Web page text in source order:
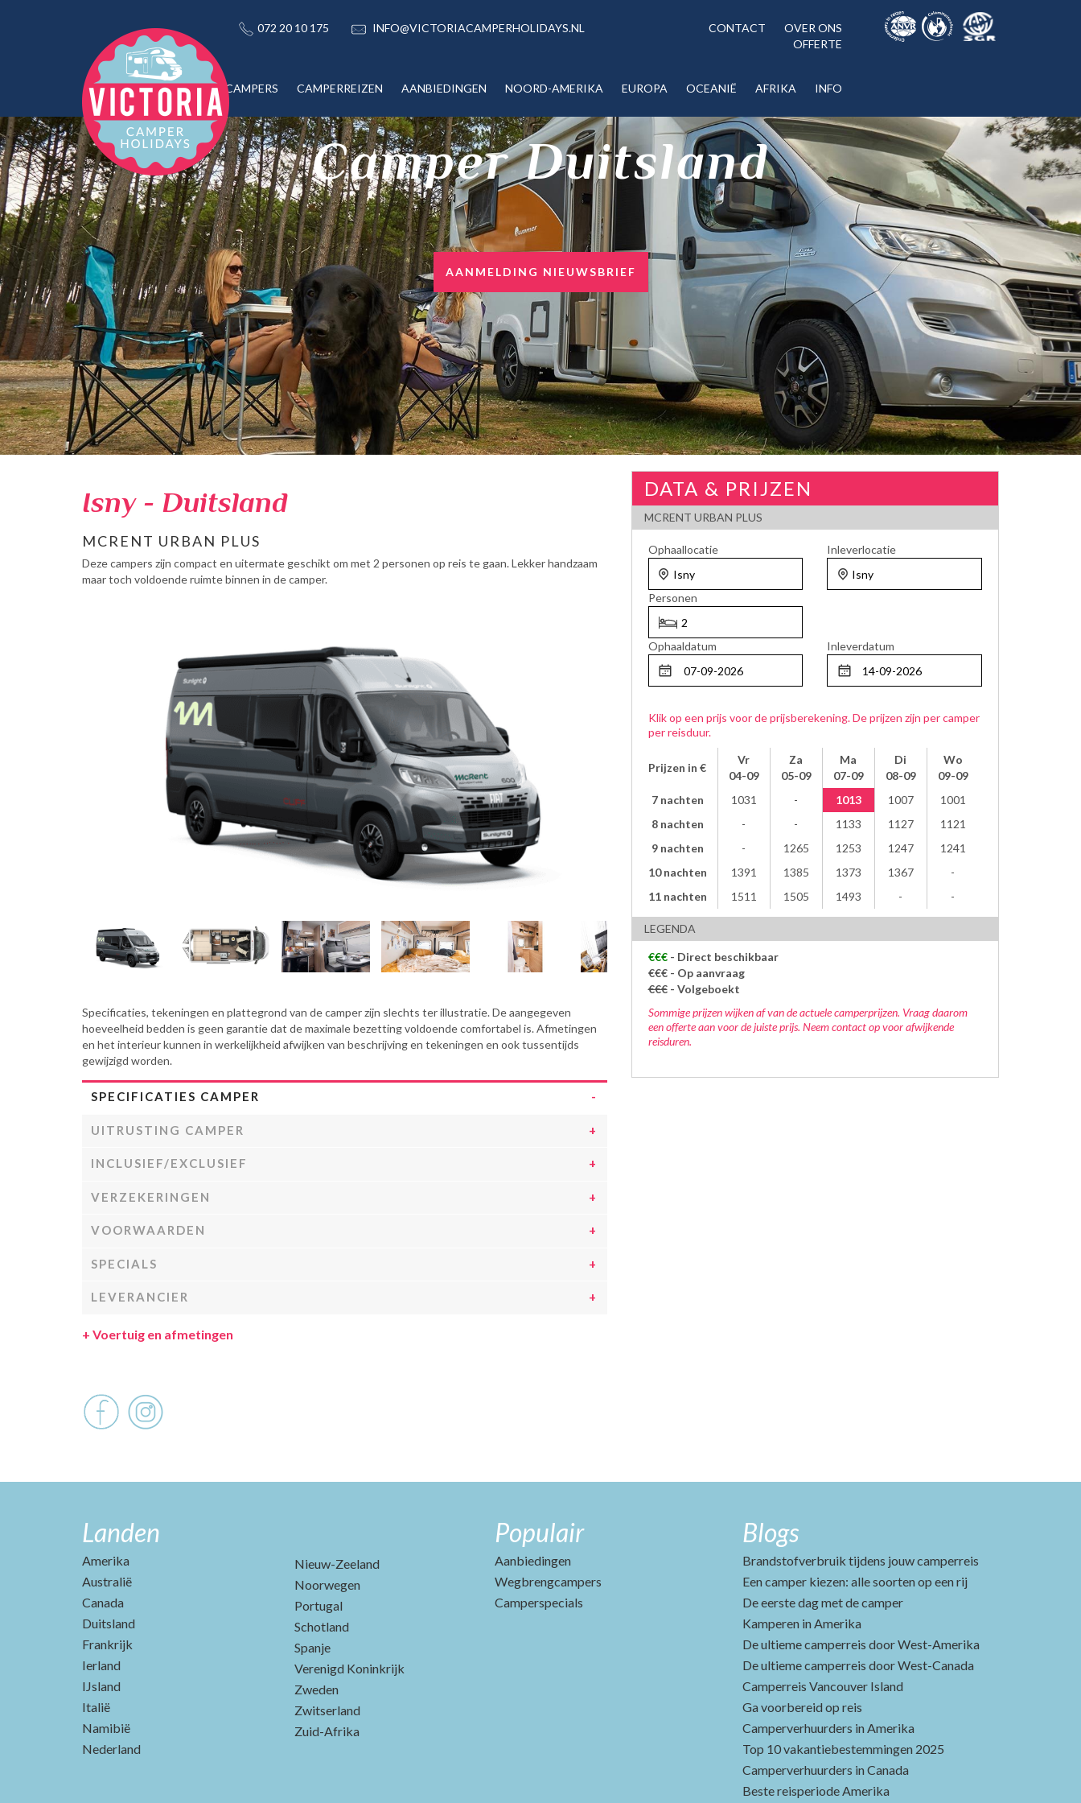
072 20 10 175 INFO@VICTORIACAMPERHOLIDAYS.NL CONTACT
OVER ONS
OFFERTE
CAMPERS CAMPERREIZEN AANBIEDINGEN NOORD-AMERIKA EUROPA OCEANIË AFRIKA INFO
Camper Duitsland
AANMELDING NIEUWSBRIEF
Isny - Duitsland
MCRENT URBAN PLUS
Deze campers zijn compact en uitermate geschikt om met 2 personen op reis te gaan. Lekker handzaam
maar toch voldoende ruimte binnen in de camper.
Specificaties, tekeningen en plattegrond van de camper zijn slechts ter illustratie. De aangegeven
hoeveelheid bedden is geen garantie dat de maximale bezetting voldoende comfortabel is. Afmetingen
en het interieur kunnen in werkelijkheid afwijken van beschrijving en tekeningen en ook tussentijds
gewijzigd worden.
SPECIFICATIES CAMPER
UITRUSTING CAMPER
INCLUSIEF/EXCLUSIEF
VERZEKERINGEN
VOORWAARDEN
SPECIALS
LEVERANCIER
+ Voertuig en afmetingen
DATA & PRIJZEN
MCRENT URBAN PLUS
Ophaallocatie Inleverlocatie
Personen
Ophaaldatum Inleverdatum
Klik op een prijs voor de prijsberekening. De prijzen zijn per camper
per reisduur.
Prijzen in €
Vr
04-09
Za
05-09
Ma
07-09
Di
08-09
Wo
09-09
7 nachten
1031 1013 1007
1001
8 nachten
1133 1127
1121
9 nachten
1265 1253 1247
1241
10 nachten
1391 1385 1373
1367
11 nachten
1511 1505 1493
LEGENDA
€€€- Direct beschikbaar
€€€- Op aanvraag
€€€- Volgeboekt
Sommige prijzen wijken af van de actuele camperprijzen. Vraag daarom
een offerte aan voor de juiste prijs. Neem contact op voor afwijkende
reisduren.
Landen
Amerika
Australië
Canada
Duitsland
Frankrijk
Ierland
IJsland
Italië
Namibië
Nederland
Nieuw-Zeeland
Noorwegen
Portugal
Schotland
Spanje
Verenigd Koninkrijk
Zweden
Zwitserland
Zuid-Afrika
Populair
Aanbiedingen
Wegbrengcampers
Camperspecials
Blogs
Brandstofverbruik tijdens jouw camperreis
Een camper kiezen: alle soorten op een rij
De eerste dag met de camper
Kamperen in Amerika
De ultieme camperreis door West-Amerika
De ultieme camperreis door West-Canada
Camperreis Vancouver Island
Ga voorbereid op reis
Camperverhuurders in Amerika
Top 10 vakantiebestemmingen 2025
Camperverhuurders in Canada
Beste reisperiode Amerika